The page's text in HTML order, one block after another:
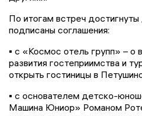
По итогам встреч
подписаны соглашения:
▪️ с «Космос отель групп» – о
развития гостеприимства и
открыть гостиницы в
▪️ с основателем детско-
Машина Юниор» Романом